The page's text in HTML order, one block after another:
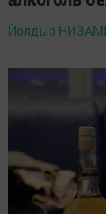
Йолдыз